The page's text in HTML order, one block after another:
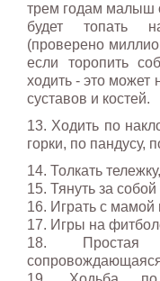
трем годам малыш
будет топать
(проверено
если торопить
ходить - это может
суставов и костей.
13. Ходить по
горки, по пандусу,
14. Толкать
15. Тянуть за
16. Играть с мамой
17. Игры на
18. Простая